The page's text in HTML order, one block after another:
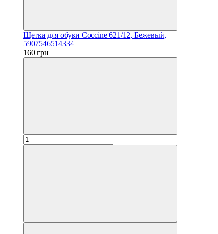
Щетка для обуви Coccine 621/12, Бежевый,
5907546514334
160 грн